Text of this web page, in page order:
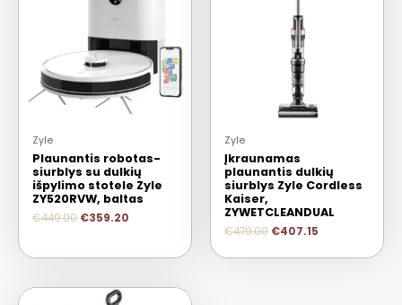
Zyle
Plaunantis robotas-
siurblys su dulkių
išpylimo stotele Zyle
ZY520RVW, baltas
€449.00 €359.20
Zyle
Įkraunamas
plaunantis dulkių
siurblys Zyle Cordless
Kaiser,
ZYWETCLEANDUAL
€479.00 €407.15